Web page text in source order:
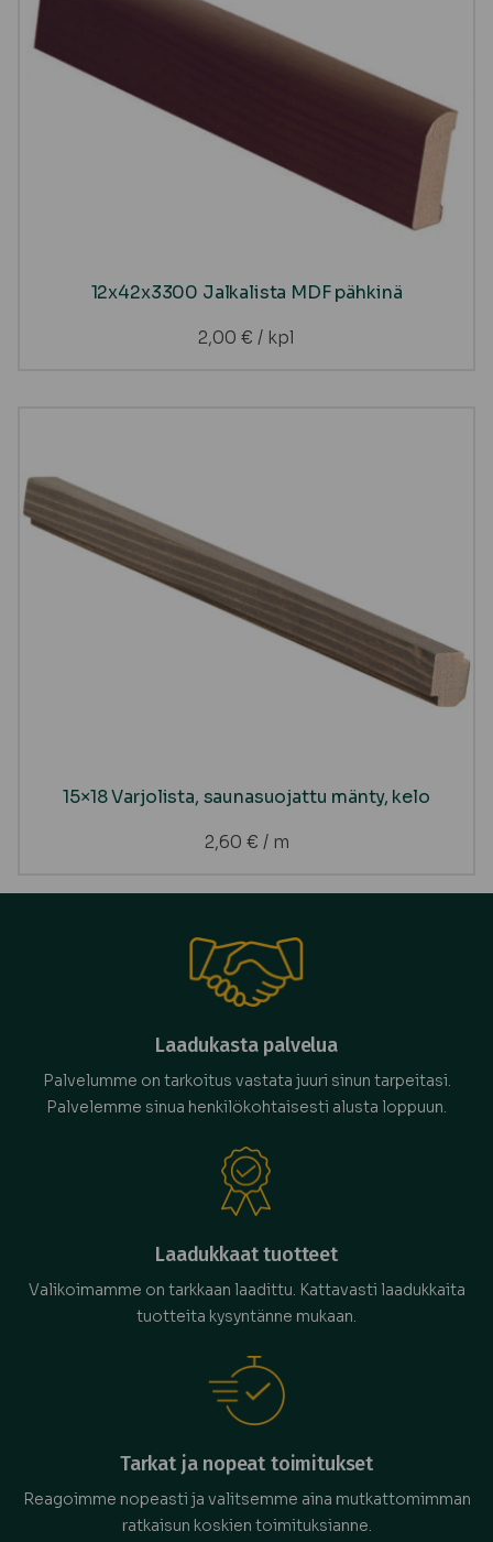
12x42x3300 Jalkalista MDF pähkinä
2,00 € / kpl
15×18 Varjolista, saunasuojattu mänty, kelo
2,60 € / m
Laadukasta palvelua
Palvelumme on tarkoitus vastata juuri sinun tarpeitasi.
Palvelemme sinua henkilökohtaisesti alusta loppuun.
Laadukkaat tuotteet
Valikoimamme on tarkkaan laadittu. Kattavasti laadukkaita
tuotteita kysyntänne mukaan.
Tarkat ja nopeat toimitukset
Reagoimme nopeasti ja valitsemme aina mutkattomimman
ratkaisun koskien toimituksianne.